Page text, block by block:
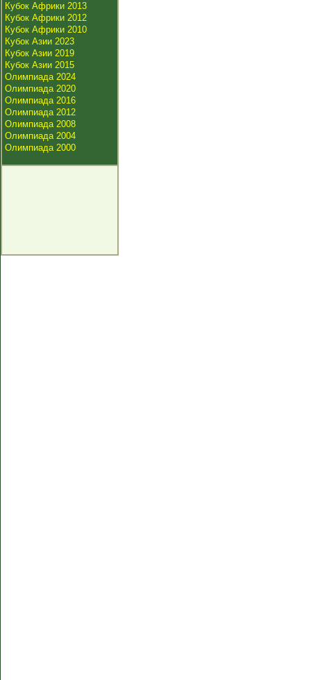
Кубок Африки 2013
Кубок Африки 2012
Кубок Африки 2010
Кубок Азии 2023
Кубок Азии 2019
Кубок Азии 2015
Олимпиада 2024
Олимпиада 2020
Олимпиада 2016
Олимпиада 2012
Олимпиада 2008
Олимпиада 2004
Олимпиада 2000